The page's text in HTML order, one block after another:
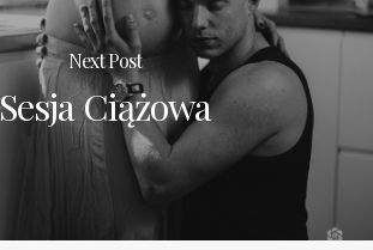
Next Post
Sesja Ciążowa